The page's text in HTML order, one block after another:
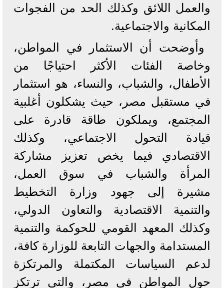
والعمل اللائق وكذلك الحد من الفجوات
المكانية والاجتماعية.
وأوضحت أن الاستثمار في المواطن،
وخاصة الفئات الأكثر احتياجًا من
الأطفال، والشباب، والنساء، هو استثمار
في مستقبل مصر، حيث يشكلون أغلبية
المجتمع، ويملكون طاقة قادرة على
قيادة التحول الاجتماعي، وكذلك
الاقتصادي فيما يخص تعزيز مشاركة
المرأة والشباب في سوق العمل،
مشيرة إلى جهود وزارة التخطيط
والتنمية الاقتصادية والتعاون الدولي،
وكذلك المعهد القومي للحوكمة والتنمية
المستدامة والجهات التابعة للوزارة كافة،
لدعم السياسات المكتملة والمرتكزة
حول المواطن في مصر، والتي ترتكز